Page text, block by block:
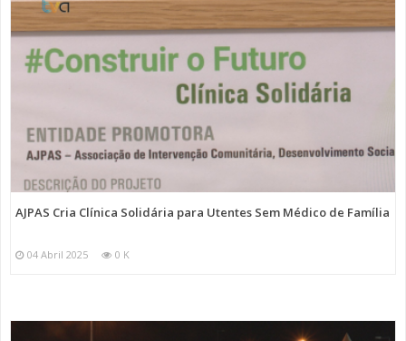
AJPAS Cria Clínica Solidária para Utentes Sem Médico de Família
04 Abril 2025 0 K